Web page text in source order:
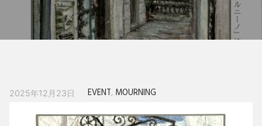
2025年12月23日 EVENT, MOURNING